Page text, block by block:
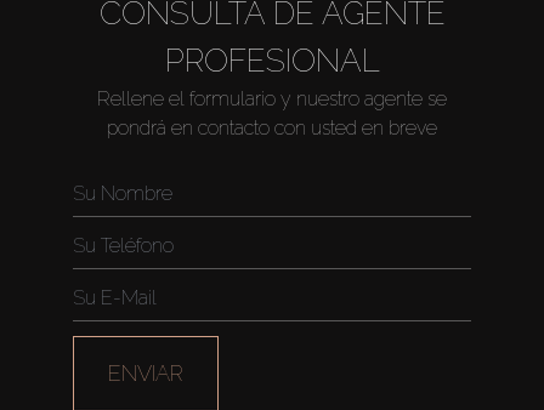
Comprar
Alquilar
Sobre Plano
Agentes
About Us
CONSULTA DE AGENTE
PROFESIONAL
Rellene el formulario y nuestro agente se
pondrá en contacto con usted en breve
ENVIAR